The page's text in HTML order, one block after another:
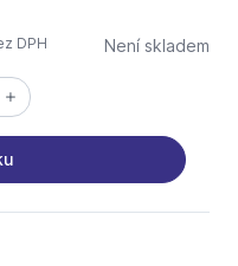
DPH Není skladem